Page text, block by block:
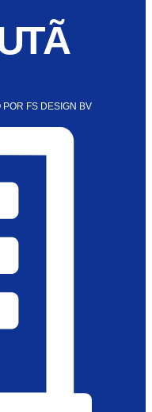
POR FS DESIGN BV